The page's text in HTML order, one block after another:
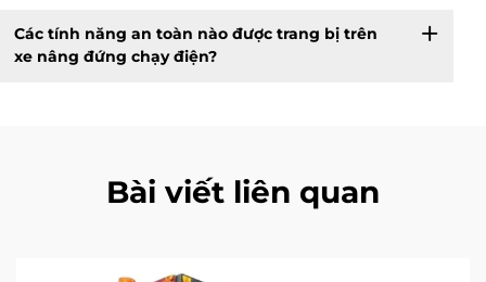
Các tính năng an toàn nào được trang bị trên
xe nâng đứng chạy điện?
Bài viết liên quan